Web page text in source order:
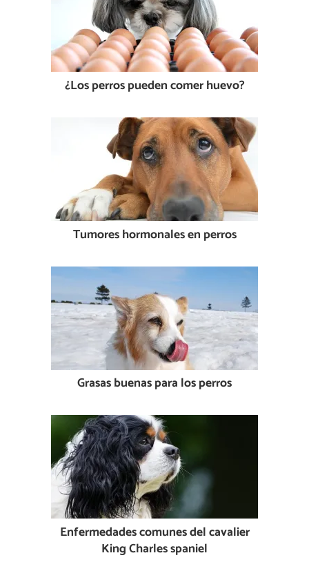
¿Los perros pueden comer huevo?
Tumores hormonales en perros
Grasas buenas para los perros
Enfermedades comunes del cavalier
King Charles spaniel